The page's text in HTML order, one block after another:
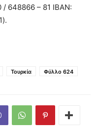
/ 648866 – 81 IBAN:
Τουρκία Φύλλο 624